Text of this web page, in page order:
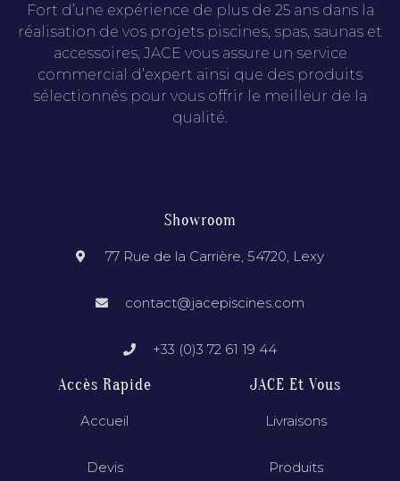
Fort d’une expérience de plus de 25 ans dans la
réalisation de vos projets piscines, spas, saunas et
accessoires, JACE vous assure un service
commercial d’expert ainsi que des produits
sélectionnés pour vous offrir le meilleur de la
qualité.
Showroom
77 Rue de la Carrière, 54720, Lexy
contact@jacepiscines.com
+33 (0)3 72 61 19 44
Accès Rapide
Accueil
Devis
JACE Et Vous
Livraisons
Produits